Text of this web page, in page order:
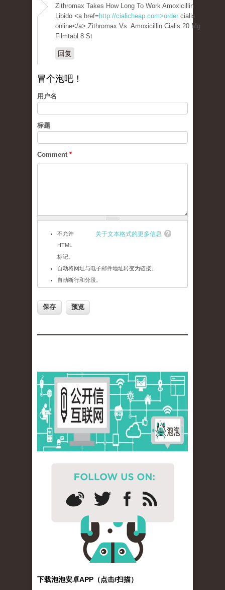
Zithromax Takes How Long To Work Amoxicillin
Libido <a href= http://cialicheap.com>order cialis
online</a> Zithromax Vs. Amoxicillin Cialis 20 Mg
Filmtabl 8 St
回复
冒个泡吧！
用户名
标题
Comment *
关于文本格式的更多信息
不允许
HTML
标记。
自动将网址与电子邮件地址转变为链接。
自动断行和分段。
下载泡泡安卓APP（点击/扫描）